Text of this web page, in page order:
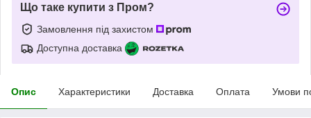
Що таке купити з Пром?
Замовлення під захистом
Доступна доставка
Опис Характеристики Доставка Оплата Умови